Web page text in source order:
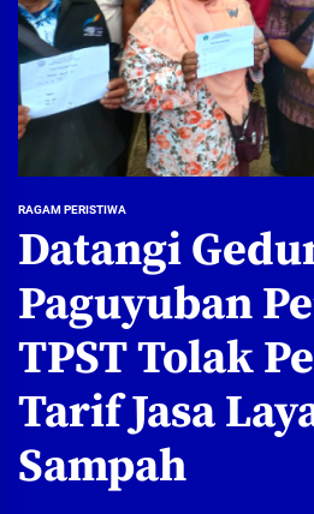
RAGAM PERISTIWA
Datangi
Paguyuban
TPST Tolak
Tarif Jasa
Sampah